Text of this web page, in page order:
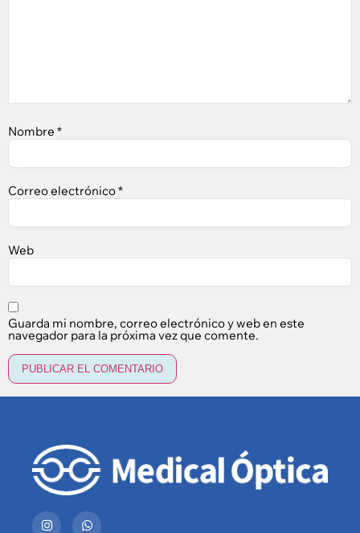
Nombre *
Correo electrónico*
Web
Guarda mi nombre, correo electrónico y web en este
navegador para la próxima vez que comente.